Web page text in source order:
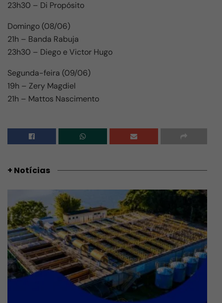
23h30 – Di Propósito
Domingo (08/06)
21h – Banda Rabuja
23h30 – Diego e Victor Hugo
Segunda-feira (09/06)
19h – Zery Magdiel
21h – Mattos Nascimento
+ Notícias